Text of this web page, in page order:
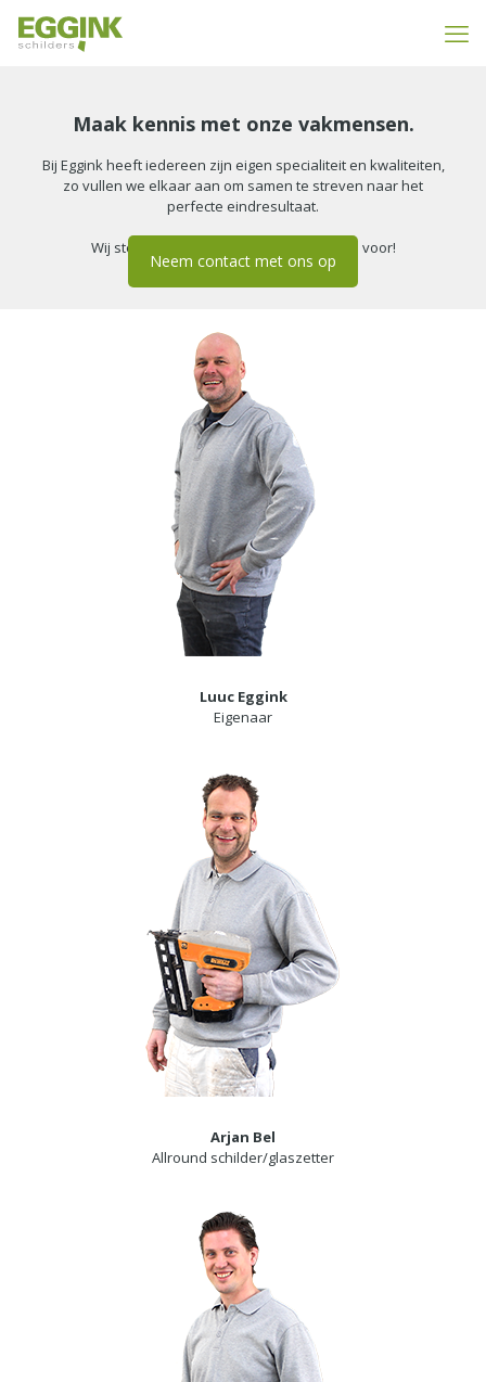
Maak kennis met onze vakmensen.
Bij Eggink heeft iedereen zijn eigen specialiteit en kwaliteiten,
zo vullen we elkaar aan om samen te streven naar het
perfecte eindresultaat.
Wij stellen graag onze vakmensen aan u voor!
Neem contact met ons op
Luuc Eggink
Eigenaar
Arjan Bel
Allround schilder/glaszetter